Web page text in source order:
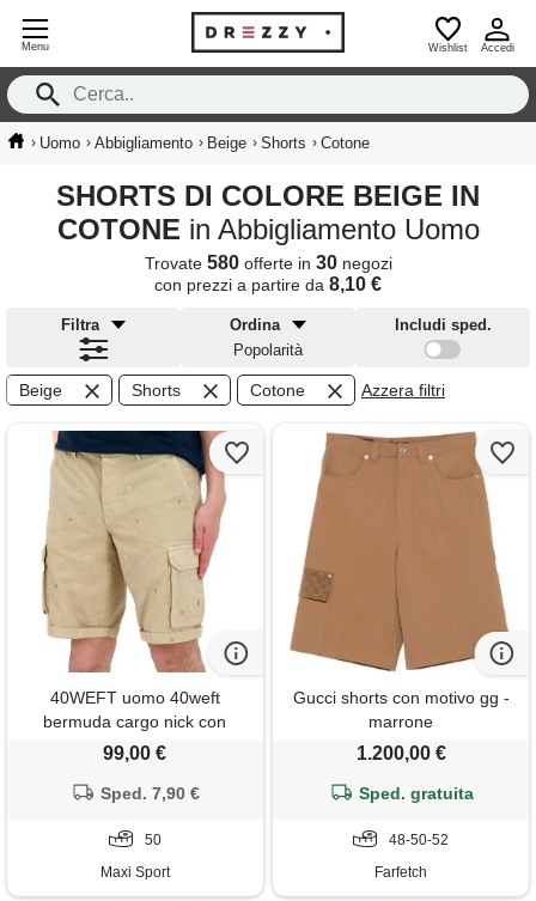
Menu Wishlist Accedi
› Uomo › Abbigliamento › Beige › Shorts › Cotone
SHORTS DI COLORE BEIGE IN
COTONE in Abbigliamento Uomo
Trovate 580offerte in 30negozi
con prezzi a partire da 8,10 €
Filtra
Ordina
Popolarità
Includi sped.
Beige Shorts Cotone Azzera filtri
40WEFT uomo 40weft
bermuda cargo nick con
ricami
99,00 €
Sped. 7,90 €
50
Maxi Sport
Gucci shorts con motivo gg -
marrone
1.200,00 €
Sped. gratuita
48-50-52
Farfetch